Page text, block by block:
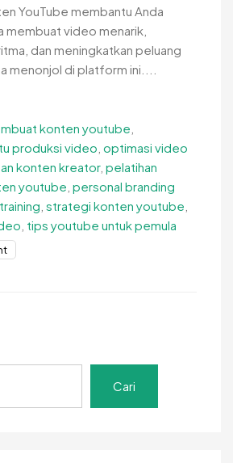
YouTube membantu Anda
membuat video menarik,
dan meningkatkan peluang
menonjol di platform ini....
konten youtube
produksi video optimasi video
konten kreator, pelatihan
youtube personal branding
strategi konten youtube
tips youtube untuk pemula
on
Pemula
Cari